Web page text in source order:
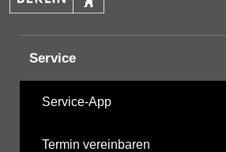
Service
Service-App
Termin vereinbaren